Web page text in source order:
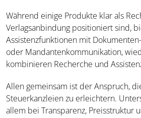
Während einige Produkte klar als
Verlagsanbindung positioniert sind,
Assistenzfunktionen mit
oder Mandantenkommunikation,
kombinieren Recherche und
Allen gemeinsam ist der Anspruch,
Steuerkanzleien zu erleichtern.
allem bei Transparenz, Preisstruktur